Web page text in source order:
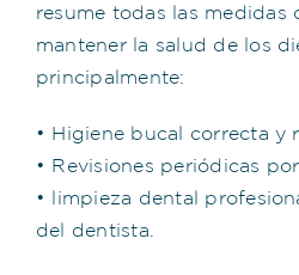
resume todas las medidas
mantener la salud de los
principalmente:
• Higiene bucal correcta y
• Revisiones periódicas
• limpieza dental
del dentista.